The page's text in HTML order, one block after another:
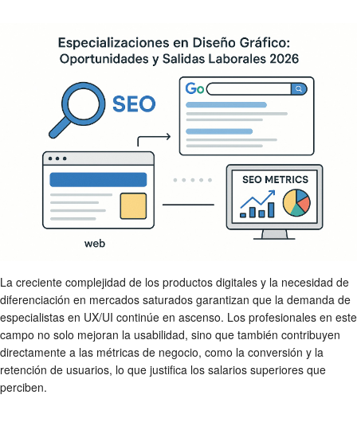
La creciente complejidad de los productos digitales y la necesidad de
diferenciación en mercados saturados garantizan que la demanda de
especialistas en UX/UI continúe en ascenso. Los profesionales en este
campo no solo mejoran la usabilidad, sino que también contribuyen
directamente a las métricas de negocio, como la conversión y la
retención de usuarios, lo que justifica los salarios superiores que
perciben.